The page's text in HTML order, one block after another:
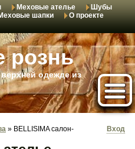
Меховые ателье
Шубы
шапки О проекте
рознь
одежде из
» BELLISIMA салон-
Вход